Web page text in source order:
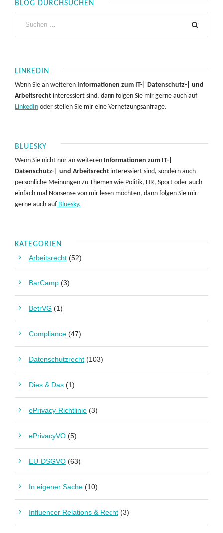
BLOG DURCHSUCHEN
LINKEDIN
Wenn Sie an weiteren Informationen zum IT-| Datenschutz-| und
Arbeitsrecht interessiert sind, dann folgen Sie mir gerne auch auf
LinkedIn oder stellen Sie mir eine Vernetzungsanfrage.
BLUESKY
Wenn Sie nicht nur an weiteren Informationen zum IT-|
Datenschutz-| und Arbeitsrecht interessiert sind, sondern auch
persönliche Meinungen zu Themen wie Politik, HR, Sport oder auch
einfach mal Nonsense von mir lesen möchten, dann folgen Sie mir
gerne auch aufBluesky.
KATEGORIEN
Arbeitsrecht (52)
BarCamp (3)
BetrVG (1)
Compliance (47)
Datenschutzrecht (103)
Dies & Das (1)
ePrivacy-Richtlinie (3)
ePrivacyVO (5)
EU-DSGVO (63)
In eigener Sache (10)
Influencer Relations & Recht (3)